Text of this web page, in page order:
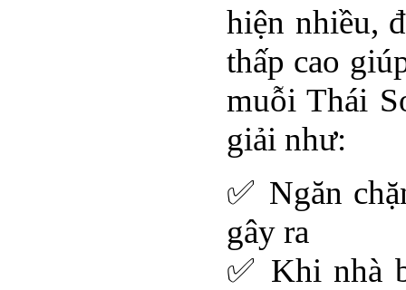
hiện nhiều,
thấp cao
muỗi Thái
giải như:
✅ Ngăn
gây ra
✅ Khi nhà